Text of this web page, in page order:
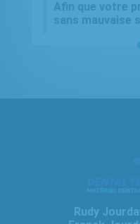
Afin que votre
sans mauvaise
Rudy